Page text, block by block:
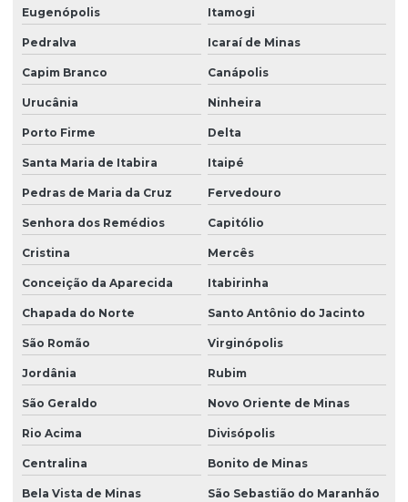
Eugenópolis Itamogi
Pedralva Icaraí de Minas
Capim Branco Canápolis
Urucânia Ninheira
Porto Firme Delta
Santa Maria de Itabira Itaipé
Pedras de Maria da Cruz Fervedouro
Senhora dos Remédios Capitólio
Cristina Mercês
Conceição da Aparecida Itabirinha
Chapada do Norte Santo Antônio do Jacinto
São Romão Virginópolis
Jordânia Rubim
São Geraldo Novo Oriente de Minas
Rio Acima Divisópolis
Centralina Bonito de Minas
Bela Vista de Minas São Sebastião do Maranhão